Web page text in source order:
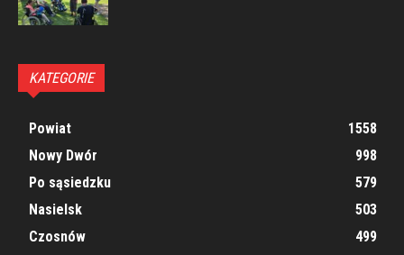
KATEGORIE
Powiat
1558
Nowy Dwór
998
Po sąsiedzku
579
Nasielsk
503
Czosnów
499